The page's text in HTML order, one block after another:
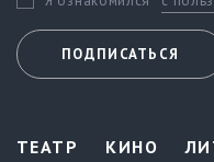
ПОДПИСАТЬСЯ
ТЕАТР КИНО